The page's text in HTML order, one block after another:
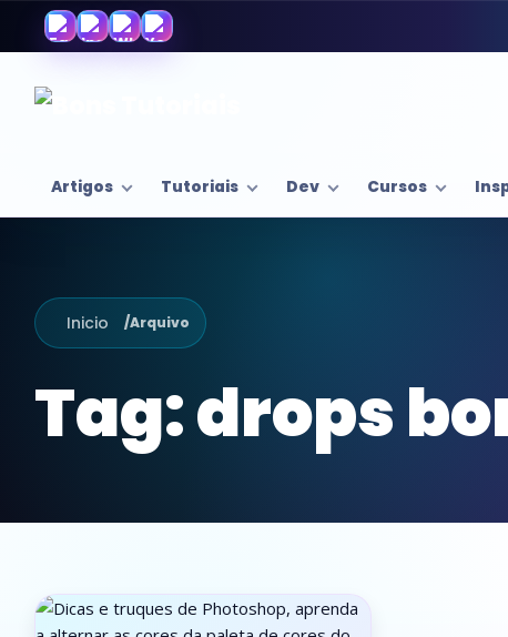
Artigos Tutoriais Dev Cursos
Inicio /Arquivo
Tag:drops